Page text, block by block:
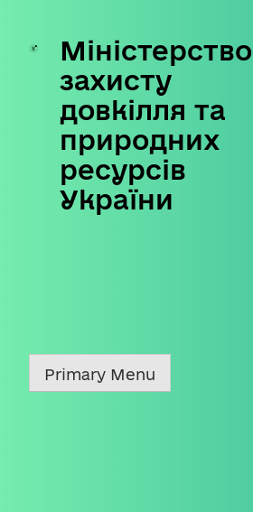
Skip
content
Міністерство
захисту
довкілля та
природних
ресурсів
України
Primary Menu